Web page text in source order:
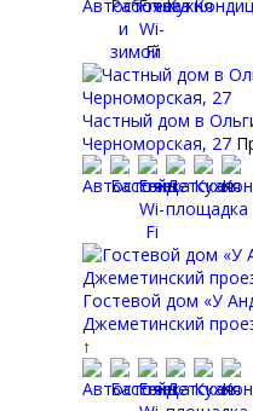
Частный дом в
Черноморская, 27
Гостевой дом «У
Джеметинский
↑